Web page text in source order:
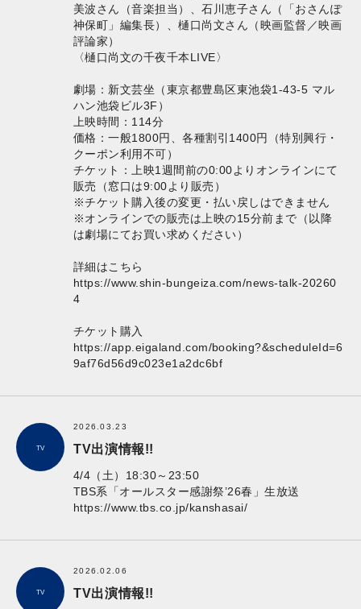
美波さん（音楽担当）、石川恵子さん（「おさんぽ
神保町」編集長）、樋口尚文さん（映画監督／映画
評論家）
〈樋口尚文の千夜千本LIVE〉
劇場：新文芸坐（東京都豊島区東池袋1-43-5 マル
ハン池袋ビル3F）
上映時間：114分
価格：一般1800円、各種割引1400円（特別興行・
クーポン利用不可）
チケット：上映1週間前の0:00よりオンラインにて
販売（窓口は9:00より販売）
※チケット購入後の変更・払い戻しはできません
※オンラインでの販売は上映の15分前まで（以降
は劇場にてお買い求めください）
詳細はこちら
https://www.shin-bungeiza.com/news-talk-20260
4
チケット購入
https://app.eigaland.com/booking?&scheduleId=6
9af76d56d9c023e1a2dc6bf
TV
2026.03.23
TV出演情報!!
4/4（土）18:30～23:50
TBS系「オールスター感謝祭’26春」生放送
https://www.tbs.co.jp/kanshasai/
TV
2026.02.06
TV出演情報!!